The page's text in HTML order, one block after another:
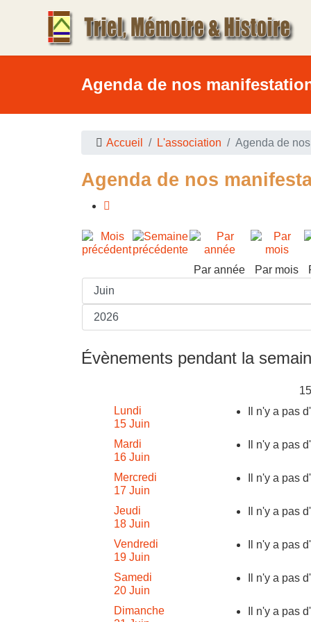
Agenda de nos
Accueil L'association Agenda de
Agenda de nos
Par année Par mois
Évènements pendant la
Lundi
15 Juin
Il n'y a pas
Mardi
16 Juin
Il n'y a pas
Mercredi
17 Juin
Il n'y a pas
Jeudi
18 Juin
Il n'y a pas
Vendredi
19 Juin
Il n'y a pas
Samedi
20 Juin
Il n'y a pas
Dimanche
Il n'y a pas